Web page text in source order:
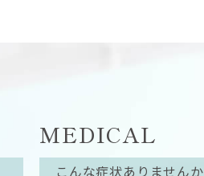
MEDICAL
こんな症状ありませんか